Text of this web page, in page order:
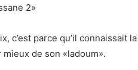
2»
c’est parce qu’il connaissait
de son «ladoum».